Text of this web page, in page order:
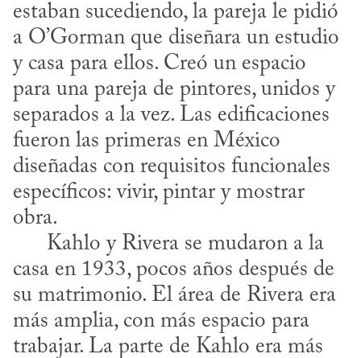
estaban sucediendo, la pareja le pidió
a O’Gorman que diseñara un estudio
y casa para ellos. Creó un espacio
para una pareja de pintores, unidos y
separados a la vez. Las edificaciones
fueron las primeras en México
diseñadas con requisitos funcionales
específicos: vivir, pintar y mostrar
obra.
casa en 1933, pocos años después de
su matrimonio. El área de Rivera era
más amplia, con más espacio para
trabajar. La parte de Kahlo era más